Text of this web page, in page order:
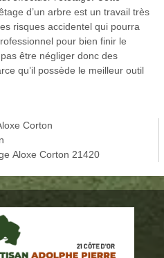
d’un arbre est un travail très
risques accidentel qui pourra
pour bien finir le
être négliger donc des
qu’il possède le meilleur outil
Corton
Aloxe Corton 21420